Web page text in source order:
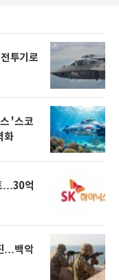
투기로
'스코
화
…30억
…백악